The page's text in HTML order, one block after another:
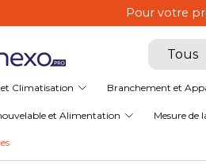
au contenu
EnexoPro, le
Type de
Tous
Climatisation Branchement et
et Alimentation Mesure de